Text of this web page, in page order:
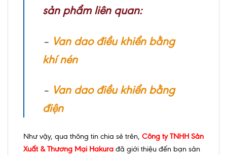
sản phẩm liên quan:
– Van dao điều khiển bằng
khí nén
– Van dao điều khiển bằng
điện
Như vậy, qua thông tin chia sẻ trên, Công ty TNHH Sản
Xuất & Thương Mại Hakura đã giới thiệu đến bạn sản